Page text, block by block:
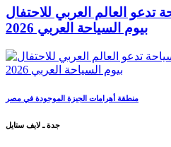
تدعو العالم العربي للاحتفال
بيوم السياحة العربي 2026
منطقة أهرامات الجيزة الموجودة في مصر
جدة ـ لايف ستايل